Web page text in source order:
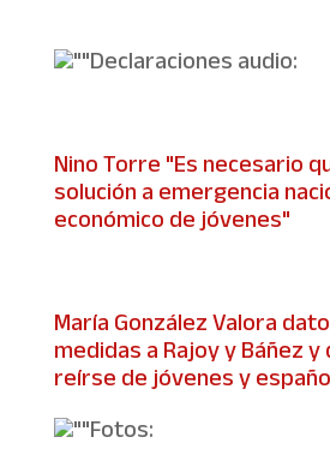
Declaraciones audio:
Nino Torre "Es necesario
solución a emergencia
económico de jóvenes"
María González Valora
medidas a Rajoy y Báñez
reírse de jóvenes y
Fotos: